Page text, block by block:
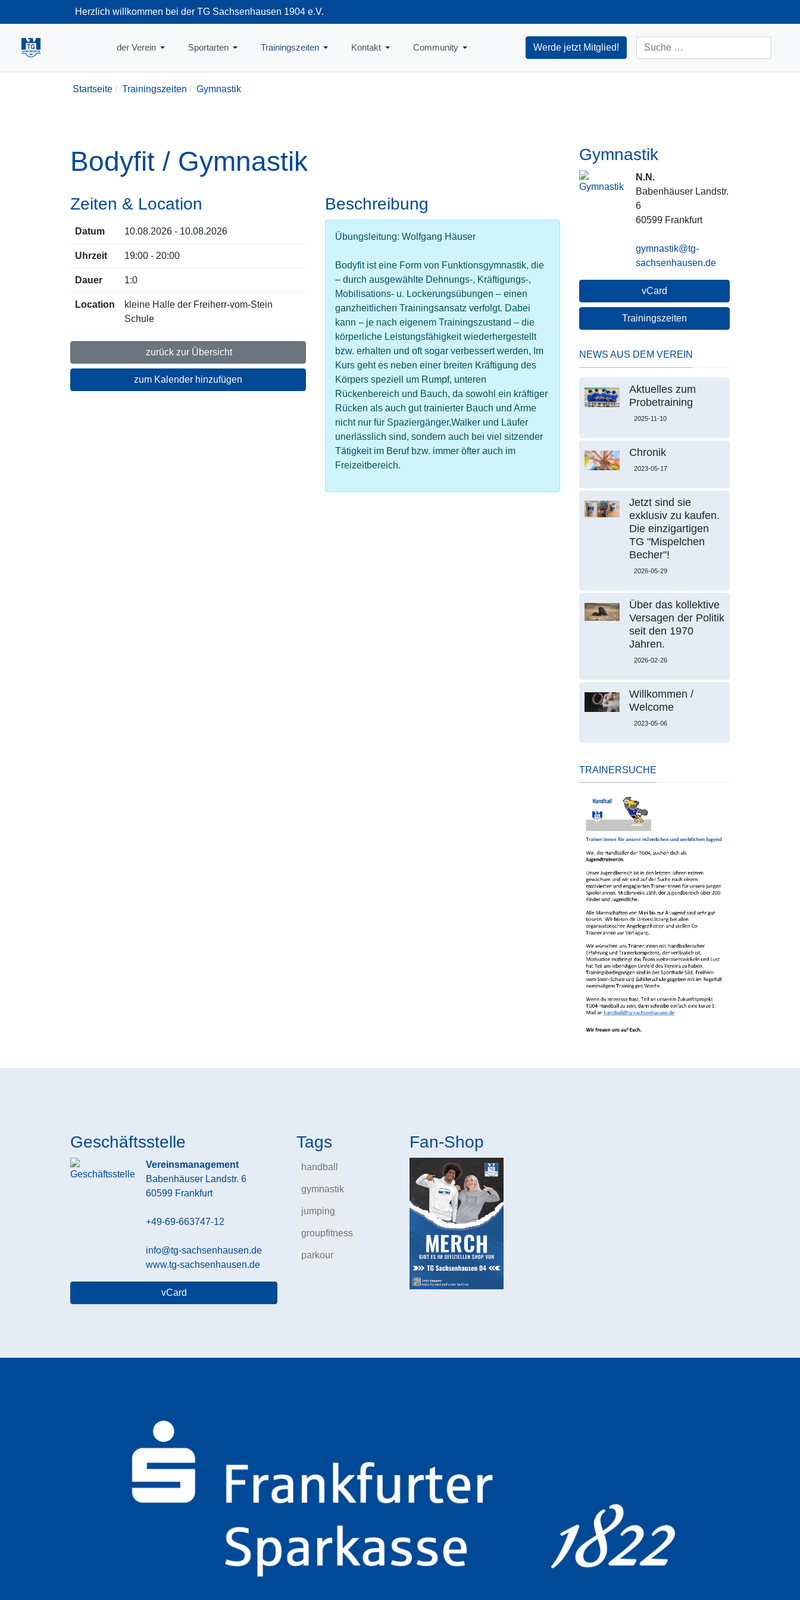
Herzlich willkommen bei der TG Sachsenhausen 1904 e.V.
+49-69-66374712
der Verein Sportarten Trainingszeiten Kontakt Community Werde jetzt Mitglied! Suchen
Startseite Trainingszeiten Gymnastik
Bodyfit / Gymnastik
Zeiten & Location
Datum 10.08.2026 - 10.08.2026
Uhrzeit 19:00 - 20:00
Dauer 1:0
Location
kleine Halle der Freiherr-vom-Stein
Schule
zurück zur Übersicht
zum Kalender hinzufügen
Beschreibung
Übungsleitung: Wolfgang Häuser
Bodyfit ist eine Form von Funktionsgymnastik, die
– durch ausgewählte Dehnungs-, Kräftigungs-,
Mobilisations- u. Lockerungsübungen – einen
ganzheitlichen Trainingsansatz verfolgt. Dabei
kann – je nach eigenem Trainingszustand – die
körperliche Leistungsfähigkeit wiederhergestellt
bzw. erhalten und oft sogar verbessert werden, Im
Kurs geht es neben einer breiten Kräftigung des
Körpers speziell um Rumpf, unteren
Rückenbereich und Bauch, da sowohl ein kräftiger
Rücken als auch gut trainierter Bauch und Arme
nicht nur für Spaziergänger,Walker und Läufer
unerlässlich sind, sondern auch bei viel sitzender
Tätigkeit im Beruf bzw. immer öfter auch im
Freizeitbereich.
Gymnastik
N.N.
Babenhäuser Landstr.
6
60599 Frankfurt
gymnastik@tg-
sachsenhausen.de
vCard
Trainingszeiten
NEWS AUS DEM VEREIN
Aktuelles zum
Probetraining
2025-11-10
Chronik
2023-05-17
Jetzt sind sie
exklusiv zu kaufen.
Die einzigartigen
TG "Mispelchen
Becher"!
2026-05-29
Über das kollektive
Versagen der Politik
seit den 1970
Jahren.
2026-02-26
Willkommen /
Welcome
2023-05-06
TRAINERSUCHE
Geschäftsstelle
Vereinsmanagement
Babenhäuser Landstr. 6
60599 Frankfurt
+49-69-663747-12
info@tg-sachsenhausen.de
www.tg-sachsenhausen.de
vCard
Tags
handball
gymnastik
jumping
groupfitness
parkour
Fan-Shop